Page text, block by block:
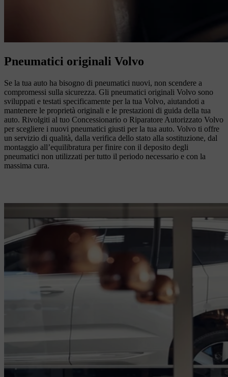
Pneumatici originali Volvo
Se la tua auto ha bisogno di pneumatici nuovi, non scendere a
compromessi sulla sicurezza. Gli pneumatici originali Volvo sono
sviluppati e testati specificamente per la tua Volvo, aiutandoti a
mantenere le proprietà originali e le prestazioni di guida della tua
auto. Rivolgiti al tuo Concessionario o Riparatore Autorizzato Volvo
per scegliere i nuovi pneumatici giusti per la tua auto. Volvo ti offre
un servizio di qualità, dalla verifica dello stato alla sostituzione, dal
montaggio all’equilibratura per finire con il deposito degli
pneumatici non utilizzati per tutto il periodo necessario e con la
massima cura.